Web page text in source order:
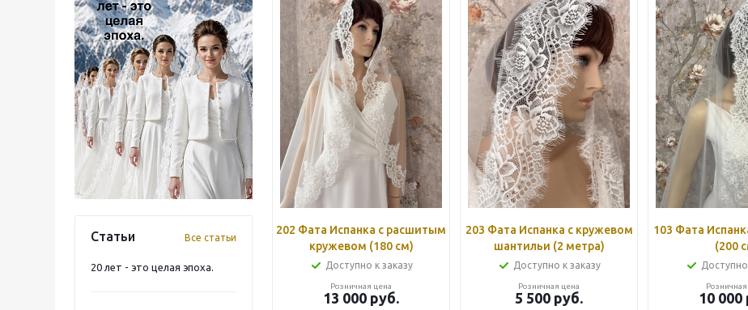
Статьи Все статьи
20 лет - это целая эпоха.
202 Фата Испанка с расшитым
кружевом (180 см)
Доступно к заказу
Розничная цена
13 000 руб.
203 Фата Испанка с кружевом
шантильи (2 метра)
Доступно к заказу
Розничная цена
5 500 руб.
103 Фата
(200
Доступно
10 000